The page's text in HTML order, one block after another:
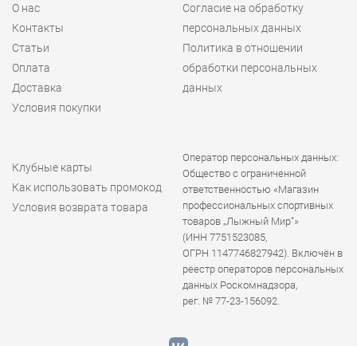
О нас
Контакты
Статьи
Оплата
Доставка
Условия покупки
Согласие на обработку
персональных данных
Политика в отношении
обработки персональных
данных
Клубные карты
Как использовать промокод
Условия возврата товара
Оператор персональных данных:
Общество с ограниченной
ответственностью «Магазин
профессиональных спортивных
товаров „Лыжный Мир“»
(ИНН 7751523085,
ОГРН 1147746827942). Включён в
реестр операторов персональных
данных Роскомнадзора,
рег. № 77-23-156092.